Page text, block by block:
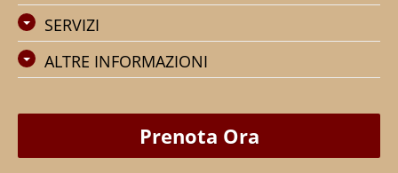
SERVIZI
ALTRE INFORMAZIONI
Prenota Ora